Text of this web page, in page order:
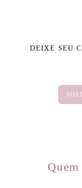
DEIXE SEU